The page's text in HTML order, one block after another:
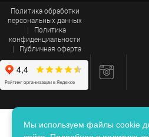
Мы используем файлы cookie
Политика обработки
персональных данных
Политика
конфиденциальности
Публичная оферта